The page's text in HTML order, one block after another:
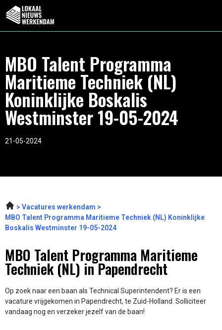
MBO Talent Programma
Maritieme Techniek (NL)
Koninklijke Boskalis
Westminster 19-05-2024
21-05-2024
Vacatures werkendam
MBO Talent Programma Maritieme Techniek (NL) Koninklijke
Boskalis Westminster 19-05-2024
MBO Talent Programma Maritieme
Techniek (NL) in Papendrecht
Op zoek naar een baan als Technical Superintendent? Er is een
vacature vrijgekomen in Papendrecht, te Zuid-Holland. Solliciteer
vandaag nog en verzeker jezelf van de baan!